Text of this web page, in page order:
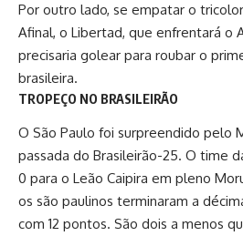
Por outro lado, se empatar o
Afinal, o Libertad, que enfrentará o
precisaria golear para roubar o
brasileira.
TROPEÇO NO BRASILEIRÃO
O São Paulo foi surpreendido pelo
passada do Brasileirão-25. O time
0 para o Leão Caipira em pleno
os são paulinos terminaram a
com 12 pontos. São dois a menos